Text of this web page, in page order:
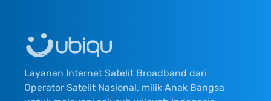
Layanan Internet Satelit Broadband dari
Operator Satelit Nasional, milik Anak Bangsa